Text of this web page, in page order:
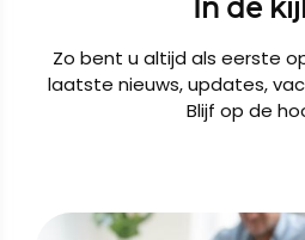
In de
Zo bent u altijd als eerste
laatste nieuws, updates,
Blijf op de